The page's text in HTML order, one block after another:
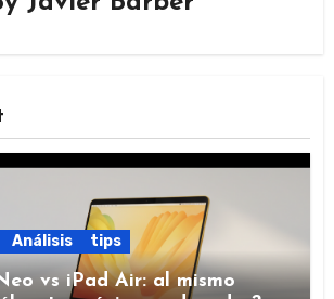
Análisis tips
vs iPad Air: al mismo